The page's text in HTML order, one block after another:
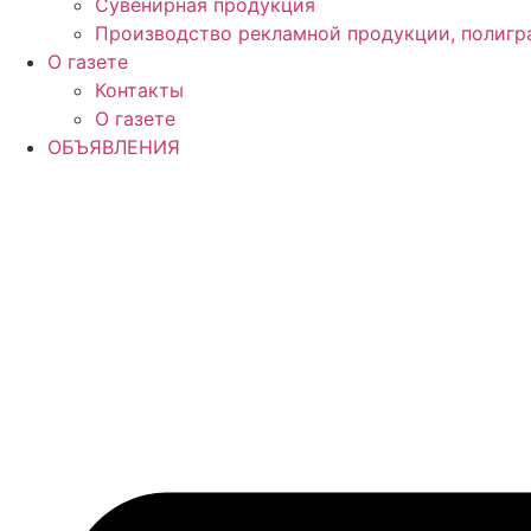
Производство рекламной продукции,
О газете
Контакты
О газете
ОБЪЯВЛЕНИЯ